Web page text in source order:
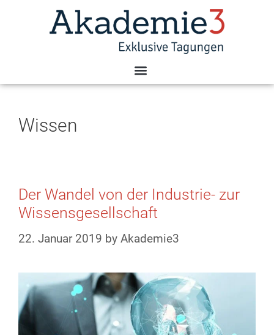
Wissen
Der Wandel von der Industrie- zur
Wissensgesellschaft
22. Januar 2019 by Akademie3